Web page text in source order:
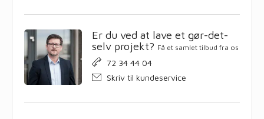
Er du ved at lave et gør-det-
selv projekt? Få et samlet tilbud fra os
72 34 44 04
Skriv til kundeservice